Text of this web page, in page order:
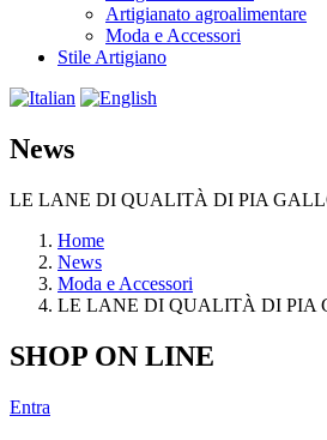
Artigianato agroalimentare
Moda e Accessori
Stile Artigiano
News
LE LANE DI QUALITÀ DI PIA
Home
News
Moda e Accessori
LE LANE DI QUALITÀ DI PIA
SHOP ON LINE
Entra